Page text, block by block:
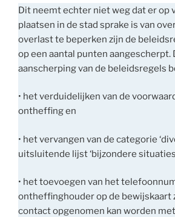
Dit neemt echter niet weg dat er op
plaatsen in de stad sprake is van
overlast te beperken zijn de
op een aantal punten aangescherpt.
aanscherping van de beleidsregels
• het verduidelijken van de
ontheffing en
• het vervangen van de categorie
uitsluitende lijst ‘bijzondere
• het toevoegen van het
ontheffinghouder op de bewijskaart
contact opgenomen kan worden